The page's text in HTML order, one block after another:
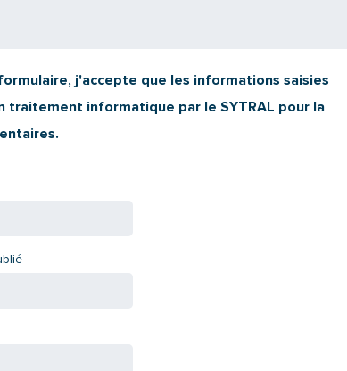
j'accepte que les informations saisies
traitement informatique par le SYTRAL pour la